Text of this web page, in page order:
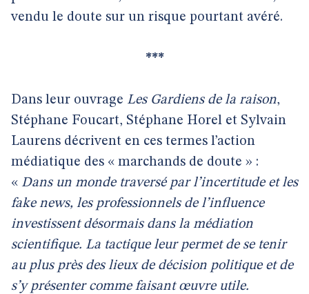
vendu le doute sur un risque pourtant avéré.
***
Dans leur ouvrage Les Gardiens de la raison,
Stéphane Foucart, Stéphane Horel et Sylvain
Laurens décrivent en ces termes l’action
médiatique des « marchands de doute » :
« Dans un monde traversé par l’incertitude et les
fake news, les professionnels de l’influence
investissent désormais dans la médiation
scientifique. La tactique leur permet de se tenir
au plus près des lieux de décision politique et de
s’y présenter comme faisant œuvre utile.